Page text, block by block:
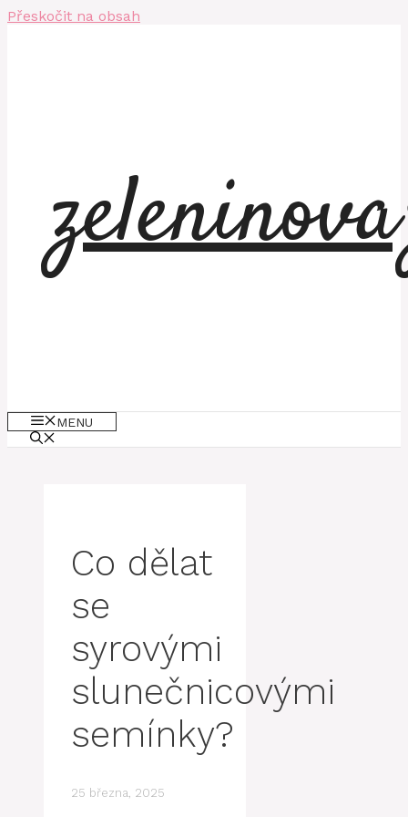
Přeskočit na obsah
MENU
Co dělat
se
syrovými
slunečnicovými
semínky?
25 března, 2025